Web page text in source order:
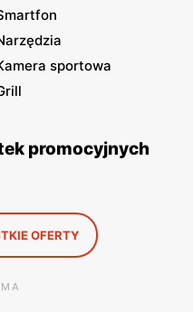
sportowa
promocyjnych
OFERTY